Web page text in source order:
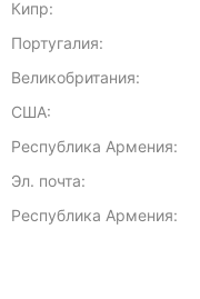
Кипр:
Португалия:
Великобритания:
США:
Республика Армения:
Эл. почта:
Республика Армения: